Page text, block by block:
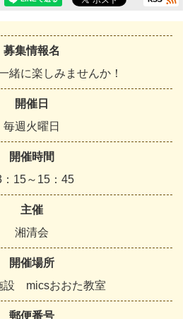
募集情報名
緒に楽しみませんか！
開催日
毎週火曜日
開催時間
：15～15：45
主催
湘清会
開催場所
設 micsおおた教室
郵便番号